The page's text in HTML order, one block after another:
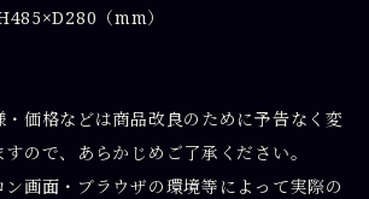
（mm）
・価格などは商品改良のために予告なく変
ので、あらかじめご了承ください。
画面・ブラウザの環境等によって実際の